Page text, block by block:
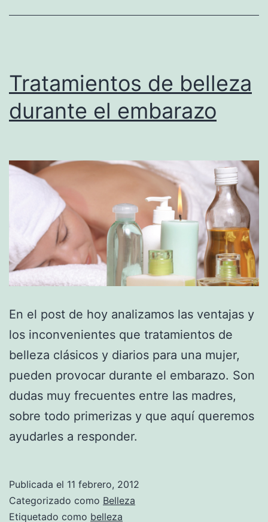
Tratamientos de belleza
durante el embarazo
En el post de hoy analizamos las ventajas y
los inconvenientes que tratamientos de
belleza clásicos y diarios para una mujer,
pueden provocar durante el embarazo. Son
dudas muy frecuentes entre las madres,
sobre todo primerizas y que aquí queremos
ayudarles a responder.
Publicada el 11 febrero, 2012
Categorizado como Belleza
Etiquetado como belleza